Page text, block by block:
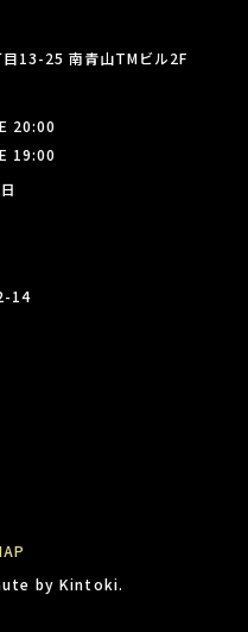
13-25 南青山TMビル2F
20:00
19:00
14
by Kintoki.